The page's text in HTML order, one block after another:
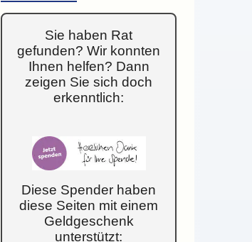
Sie haben Rat
gefunden? Wir konnten
Ihnen helfen? Dann
zeigen Sie sich doch
erkenntlich:
Diese Spender haben
diese Seiten mit einem
Geldgeschenk
unterstützt: